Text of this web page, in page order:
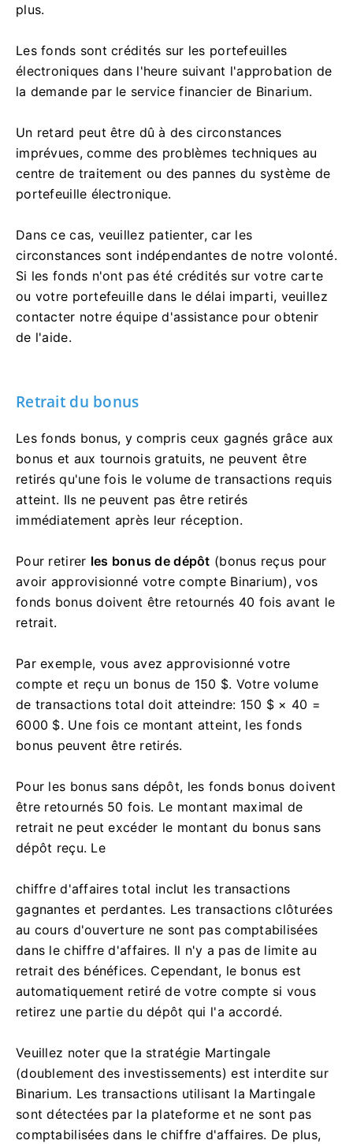
plus.
Les fonds sont crédités sur les portefeuilles
électroniques dans l'heure suivant l'approbation de
la demande par le service financier de Binarium.
Un retard peut être dû à des circonstances
imprévues, comme des problèmes techniques au
centre de traitement ou des pannes du système de
portefeuille électronique.
Dans ce cas, veuillez patienter, car les
circonstances sont indépendantes de notre volonté.
Si les fonds n'ont pas été crédités sur votre carte
ou votre portefeuille dans le délai imparti, veuillez
contacter notre équipe d'assistance pour obtenir
de l'aide.
Retrait du bonus
Les fonds bonus, y compris ceux gagnés grâce aux
bonus et aux tournois gratuits, ne peuvent être
retirés qu'une fois le volume de transactions requis
atteint. Ils ne peuvent pas être retirés
immédiatement après leur réception.
Pour retirer les bonus de dépôt (bonus reçus pour
avoir approvisionné votre compte Binarium), vos
fonds bonus doivent être retournés 40 fois avant le
retrait.
Par exemple, vous avez approvisionné votre
compte et reçu un bonus de 150 $. Votre volume
de transactions total doit atteindre: 150 $ × 40 =
6000 $. Une fois ce montant atteint, les fonds
bonus peuvent être retirés.
Pour les bonus sans dépôt, les fonds bonus doivent
être retournés 50 fois. Le montant maximal de
retrait ne peut excéder le montant du bonus sans
dépôt reçu. Le
chiffre d'affaires total inclut les transactions
gagnantes et perdantes. Les transactions clôturées
au cours d'ouverture ne sont pas comptabilisées
dans le chiffre d'affaires. Il n'y a pas de limite au
retrait des bénéfices. Cependant, le bonus est
automatiquement retiré de votre compte si vous
retirez une partie du dépôt qui l'a accordé.
Veuillez noter que la stratégie Martingale
(doublement des investissements) est interdite sur
Binarium. Les transactions utilisant la Martingale
sont détectées par la plateforme et ne sont pas
comptabilisées dans le chiffre d'affaires. De plus,